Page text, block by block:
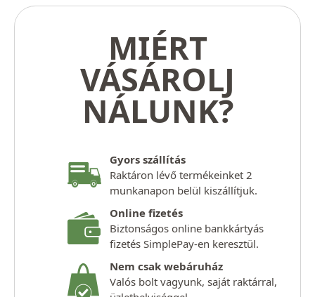
MIÉRT
VÁSÁROLJ
NÁLUNK?
Gyors szállítás
Raktáron lévő termékeinket 2
munkanapon belül kiszállítjuk.
Online fizetés
Biztonságos online bankkártyás
fizetés SimplePay-en keresztül.
Nem csak webáruház
Valós bolt vagyunk, saját raktárral,